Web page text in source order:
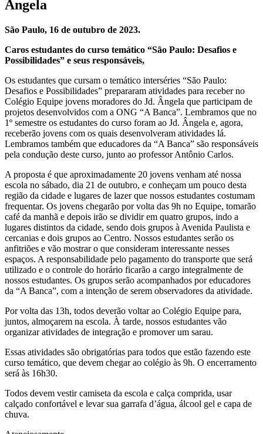
Ângela
São Paulo, 16 de outubro de 2023.
Caros estudantes do curso temático “São Paulo: Desafios e
Possibilidades” e seus responsáveis,
Os estudantes que cursam o temático interséries “São Paulo:
Desafios e Possibilidades” prepararam atividades para receber no
Colégio Equipe jovens moradores do Jd. Ângela que participam de
projetos desenvolvidos com a ONG “A Banca”. Lembramos que no
1º semestre os estudantes do curso foram ao Jd. Ângela e, agora,
receberão jovens com os quais desenvolveram atividades lá.
Lembramos também que educadores da “A Banca” são responsáveis
pela condução deste curso, junto ao professor Antônio Carlos.
A proposta é que aproximadamente 20 jovens venham até nossa
escola no sábado, dia 21 de outubro, e conheçam um pouco desta
região da cidade e lugares de lazer que nossos estudantes costumam
frequentar. Os jovens chegarão por volta das 9h no Equipe, tomarão
café da manhã e depois irão se dividir em quatro grupos, indo a
lugares distintos da cidade, sendo dois grupos à Avenida Paulista e
cercanias e dois grupos ao Centro. Nossos estudantes serão os
anfitriões e vão mostrar o que consideram interessante nesses
espaços. A responsabilidade pelo pagamento do transporte que será
utilizado e o controle do horário ficarão a cargo integralmente de
nossos estudantes. Os grupos serão acompanhados por educadores
da “A Banca”, com a intenção de serem observadores da atividade.
Por volta das 13h, todos deverão voltar ao Colégio Equipe para,
juntos, almoçarem na escola. À tarde, nossos estudantes vão
organizar atividades de integração e promover um sarau.
Essas atividades são obrigatórias para todos que estão fazendo este
curso temático, que devem chegar ao colégio às 9h. O encerramento
será às 16h30.
Todos devem vestir camiseta da escola e calça comprida, usar
calçado confortável e levar sua garrafa d’água, álcool gel e capa de
chuva.